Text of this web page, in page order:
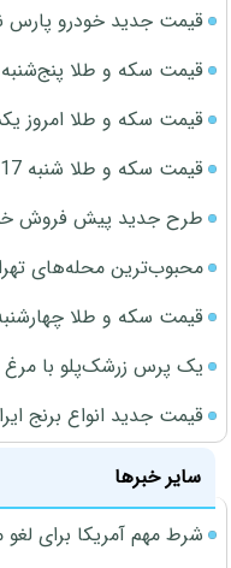
قیمت جدید خودرو پارس نوآ
قیمت سکه و طلا پنج‌شنبه 15 مرداد 1405
قیمت سکه و طلا امروز یکشنبه
قیمت سکه و طلا شنبه 17 مرداد 1405
طرح جدید پیش فروش خودرو
محبوب‌ترین محله‌های
قیمت سکه و طلا چهارشنبه 14 مرداد
یک پرس زرشک‌پلو با مرغ
قیمت جدید انواع برنج ایرانی در
سایر خبرها
شرط مهم آمریکا برای لغو